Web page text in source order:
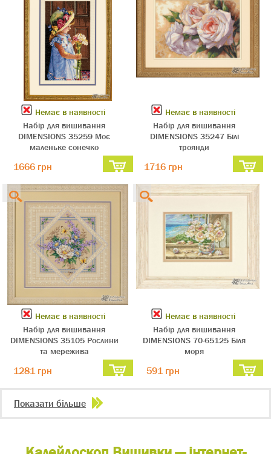
Немає в наявності
Набір для вишивання
DIMENSIONS 35259 Моє
маленьке сонечко
1666 грн
Немає в наявності
Набір для вишивання
DIMENSIONS 35247 Білі
троянди
1716 грн
Немає в наявності
Набір для вишивання
DIMENSIONS 35105 Рослини
та мережива
1281 грн
Немає в наявності
Набір для вишивання
DIMENSIONS 70-65125 Біля
моря
591 грн
Показати більше